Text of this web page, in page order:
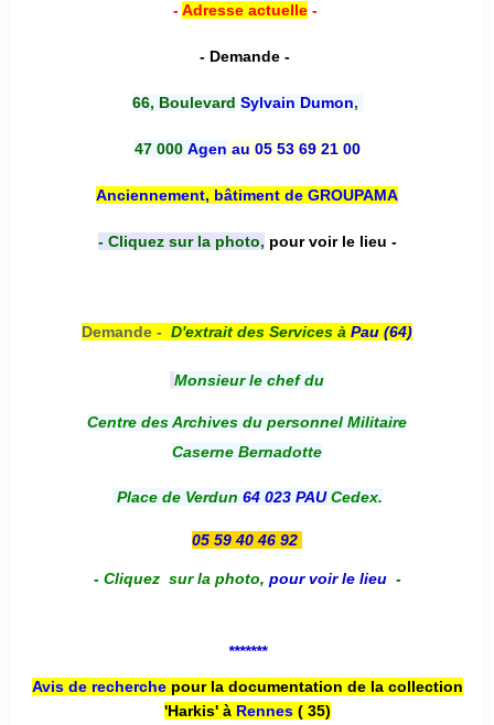
-Adresse actuelle-
- Demande -
66, Boulevard Sylvain Dumon,
47 000 Agen au 05 53 69 21 00
Anciennement, bâtiment de GROUPAMA
- Cliquez sur la photo, pour voir le lieu -
Demande - D'extrait des Services à Pau (64)
Monsieur le chef du
Centre des Archives du personnel Militaire
Caserne Bernadotte
Place de Verdun 64 023 PAUCedex.
05 59 40 46 92
- Cliquez sur la photo, pour voir le lieu -
*******
Avis de recherche pour la documentation de la collection
'Harkis' à Rennes( 35)